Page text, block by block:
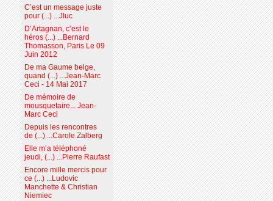
C’est un message juste
pour (...) ...Jluc
D’Artagnan, c’est le
héros (...) ...Bernard
Thomasson, Paris Le 09
Juin 2012
De ma Gaume belge,
quand (...) ...Jean-Marc
Ceci - 14 Mai 2017
De mémoire de
mousquetaire... Jean-
Marc Ceci
Depuis les rencontres
de (...) ...Carole Zalberg
Elle m’a téléphoné
jeudi, (...) ...Pierre Raufast
Encore mille mercis pour
ce (...) ...Ludovic
Manchette & Christian
Niemiec